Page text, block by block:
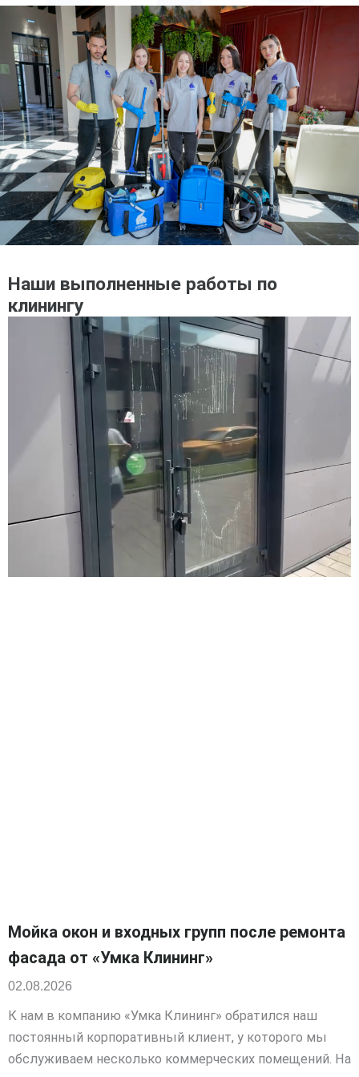
Наши выполненные работы по
клинингу
Мойка окон и входных групп после ремонта
фасада от «Умка Клининг»
02.08.2026
К нам в компанию «Умка Клининг» обратился наш
постоянный корпоративный клиент, у которого мы
обслуживаем несколько коммерческих помещений. На